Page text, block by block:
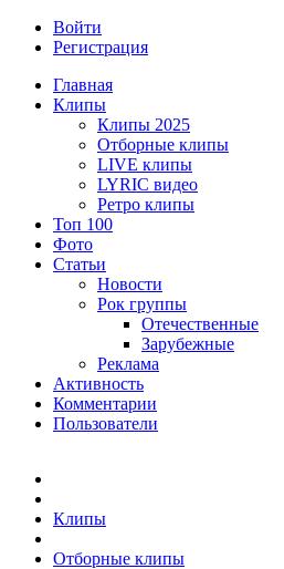
Войти
Регистрация
Главная
Клипы
Клипы 2025
Отборные клипы
LIVE клипы
LYRIC видео
Ретро клипы
Топ 100
Фото
Статьи
Новости
Рок группы
Отечественные
Зарубежные
Реклама
Активность
Комментарии
Пользователи
Клипы
Отборные клипы